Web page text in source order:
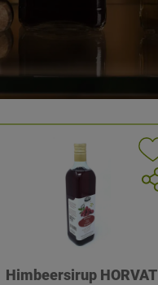
Himbeersirup HORVAT